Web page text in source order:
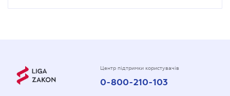
Центр підтримки користувачів
0-800-210-103